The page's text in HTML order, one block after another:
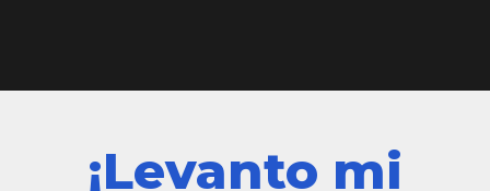
¡Levanto mi